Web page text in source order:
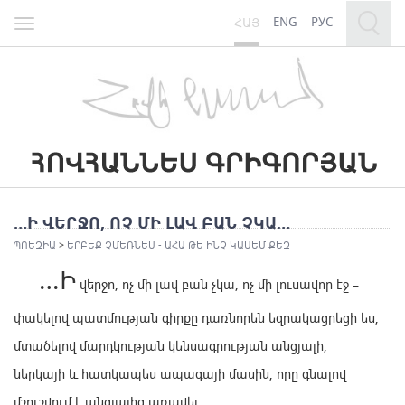
Toggle
navigation
ՀԱՅ ENG РУС
…Ի ՎԵՐՋՈ, ՈՉ ՄԻ ԼԱՎ ԲԱՆ ՉԿԱ…
ՊՈԵԶԻԱ > ԵՐԲԵՔ ՉՄԵՌՆԵՍ - ԱՀԱ ԹԵ ԻՆՉ ԿԱՍԵՄ ՔԵԶ
…Ի վերջո, ոչ մի լավ բան չկա, ոչ մի լուսավոր էջ –
փակելով պատմության գիրքը դառնորեն եզրակացրեցի ես,
մտածելով մարդկության կենսագրության անցյալի,
ներկայի և հատկապես ապագայի մասին, որը գնալով